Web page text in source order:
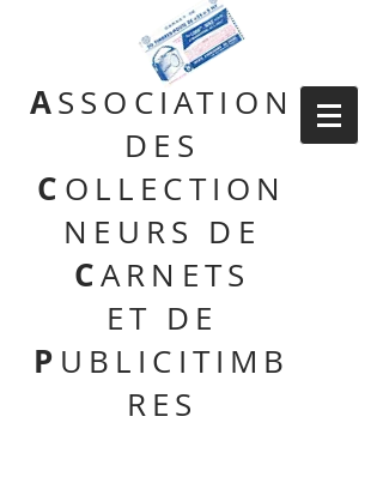
ASSOCIATION
DES
C OLLECTION
NEURS DE
CARNETS
ET DE
P UBLICITIMB
RES